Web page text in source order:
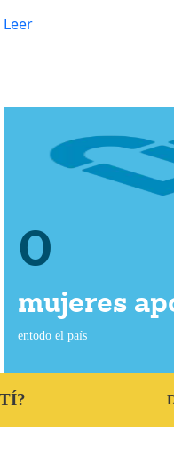
Leer
0
mujeres
entodo el país